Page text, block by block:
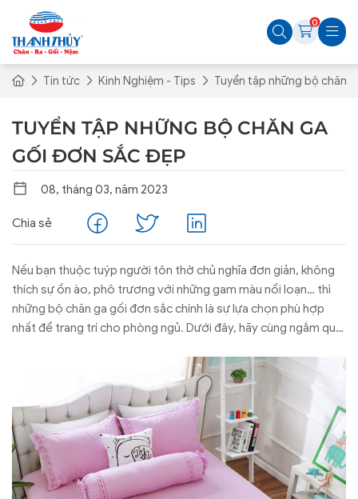
0
Tin tức Kinh Nghiệm - Tips Tuyển tập những bộ chăn
TUYỂN TẬP NHỮNG BỘ CHĂN GA
GỐI ĐƠN SẮC ĐẸP
08, tháng 03, năm 2023
Chia sẻ
Nếu bạn thuộc tuýp người tôn thờ chủ nghĩa đơn giản, không
thích sự ồn ào, phô trương với những gam màu nổi loạn… thì
những bộ chăn ga gối đơn sắc chính là sự lựa chọn phù hợp
nhất để trang trí cho phòng ngủ. Dưới đây, hãy cùng ngắm qua
phân phối bởi Thanh Thủy – đồng thời là những sản phẩm nhận
được nhiều đơn đặt hàng nhất – để tiện cho việc chọn mua
nhé.